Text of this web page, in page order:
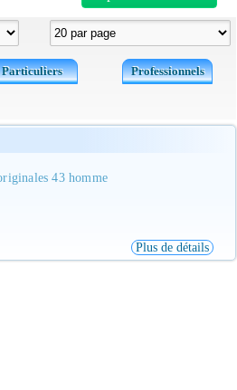
Particuliers Professionnels
43 homme
Plus de détails